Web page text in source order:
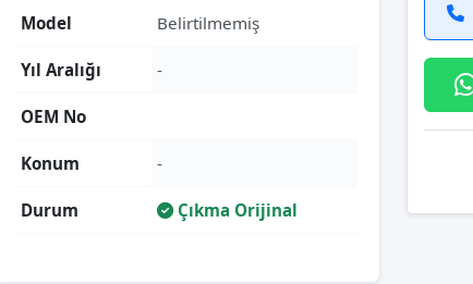
Model Belirtilmemiş
Yıl Aralığı -
OEM No
Konum -
Durum Çıkma Orijinal